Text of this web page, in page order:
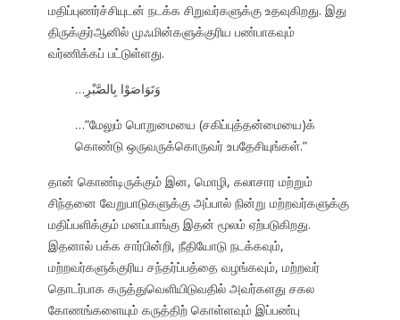
மதிப்புணர்ச்சியுடன் நடக்க சிறுவர்களுக்கு உதவுகிறது. இது
திருக்குர்ஆனில் முஃமின்களுக்குரிய பண்பாகவும்
வர்ணிக்கப் பட்டுள்ளது.
…وَتَوَاصَوْا بِالصَّبْرِ
…”மேலும் பொறுமையை (சகிப்புத்தன்மையை)க்
கொண்டு ஒருவருக்கொருவர் உபதேசியுங்கள்.”
தான் கொண்டிருக்கும் இன, மொழி, கலாசார மற்றும்
சிந்தனை வேறுபாடுகளுக்கு அப்பால் நின்று மற்றவர்களுக்கு
மதிப்பளிக்கும் மனப்பாங்கு இதன் மூலம் ஏற்படுகிறது.
இதனால் பக்க சார்பின்றி, நீதியோடு நடக்கவும்,
மற்றவர்களுக்குரிய சந்தர்ப்பத்தை வழங்கவும், மற்றவர்
தொடர்பாக கருத்துவெளியிடுவதில் அவர்களது சகல
கோணங்களையும் கருத்திற் கொள்ளவும் இப்பண்பு